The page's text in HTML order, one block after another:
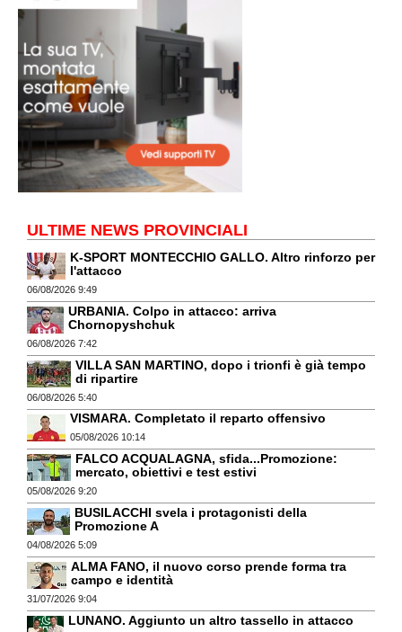
ULTIME NEWS PROVINCIALI
K-SPORT MONTECCHIO GALLO. Altro rinforzo per
l'attacco
06/08/2026 9:49
URBANIA. Colpo in attacco: arriva
Chornopyshchuk
06/08/2026 7:42
VILLA SAN MARTINO, dopo i trionfi è già tempo
di ripartire
06/08/2026 5:40
VISMARA. Completato il reparto offensivo
05/08/2026 10:14
FALCO ACQUALAGNA, sfida...Promozione:
mercato, obiettivi e test estivi
05/08/2026 9:20
BUSILACCHI svela i protagonisti della
Promozione A
04/08/2026 5:09
ALMA FANO, il nuovo corso prende forma tra
campo e identità
31/07/2026 9:04
LUNANO. Aggiunto un altro tassello in attacco